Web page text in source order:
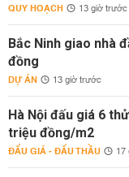
QUY HOẠCH 13 giờ trước
Bắc Ninh giao nhà
đồng
DỰ ÁN 13 giờ trước
Hà Nội đấu giá 6
triệu đồng/m2
ĐẤU GIÁ - ĐẤU THẦU